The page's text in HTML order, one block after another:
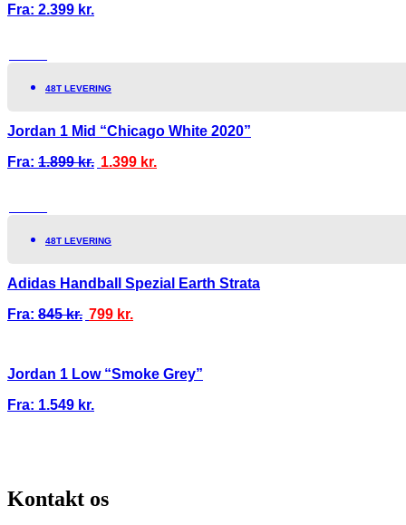
Fra: 2.399 kr.
48T LEVERING
Jordan 1 Mid “Chicago White 2020”
Fra: 1.899kr. 1.399 kr.
48T LEVERING
Adidas Handball Spezial Earth Strata
Fra: 845kr. 799 kr.
Jordan 1 Low “Smoke Grey”
Fra: 1.549 kr.
Kontakt os